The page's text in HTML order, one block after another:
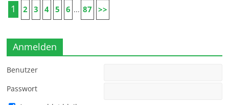
1 2 3 4 5 6 ... 87 >>
Anmelden
Benutzer
Passwort